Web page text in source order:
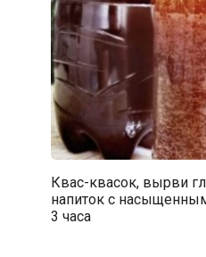
Квас-квасок, вырви
напиток с
3 часа